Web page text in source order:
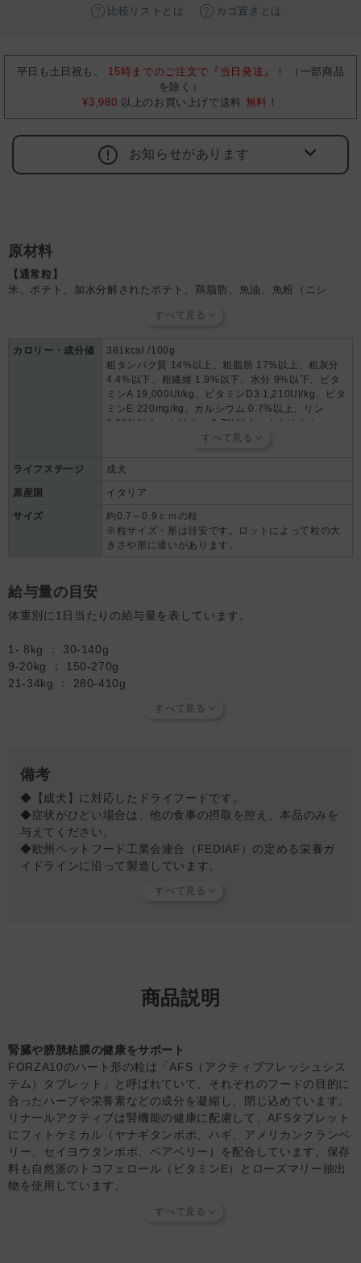
比較リストとは カゴ置きとは
平日も土日祝も、 15時までのご注文で『当日発送』！
（一部商品
を除く）
¥3,980 以上のお買い上げで送料 無料！
お知らせがあります
原材料
【通常粒】
米、ポテト、加水分解されたポテト、鶏脂肪、魚油、魚粉（ニシ
リウム、マグネシウム、亜鉛、鉄、セレン、ヨウ素、塩素、硫黄、
リゴ糖）、ユッカシジゲラ、DLメチオニン、コリン、ビタミン（A、
D3、E、C、ナイアシン、ビオチン、B12、パントテン酸、B2、B6、
葉酸、B1、ベータカロチン）、銅アミノ酸キレート、天然トコフェロ
ール（酸化防止剤）、ローズマリー抽出物（酸化防止剤）
ル類（炭酸カルシウム、リン酸二塩基）、野菜エキス（ヤナギタンポ
ー）
カロリー・成分値
381kcal /100g
粗タンパク質 14%以上、粗脂肪 17%以上、粗灰分
4.4%以下、粗繊維 1.9%以下、水分 9%以下、ビタ
ミンA 19,000UI/kg、ビタミンD3 1,210UI/kg、ビタ
ミンE 220mg/kg、カルシウム 0.7%以上、リン
0.28%以上、カリウム 0.7%以上、ナトリウム
0.09%以上、マグネシウム 0.09%以上、Omega3
759mg/kg 、ハギ 598mg/kg、アメリカンクランベ
アベリー 146mg/kg
ライフステージ 成犬
原産国 イタリア
サイズ
約0.7～0.9ｃｍの粒
※粒サイズ・形は目安です。ロットによって粒の大
きさや形に違いがあります。
給与量の目安
体重別に1日当たりの給与量を表しています。
1- 8kg ： 30-140g
9-20kg ： 150-270g
21-34kg ： 280-410g
備考
◆【成犬】に対応したドライフードです。
◆症状がひどい場合は、他の食事の摂取を控え、本品のみを
与えてください。
◆欧州ペットフード工業会連合（FEDIAF）の定める栄養ガ
イドラインに沿って製造しています。
やタンパク加水分解処理を行い、フードに起因する食物アレ
の体内の消化分解処理を原料段階で分解処理し、アミノ酸に
◆本品を使い症状の緩和が見られた後は、緩和状態を維持し
免疫力向上の為に『デイリーベト 免疫ケア』に切り替えて
ください。
◆FORZA10ドライシリーズ 1.5kg以上の商品は、日本向け
の輸出商品製造時に、輸送時の気圧変化による袋の破損を防
止するため、メーカー製造段階で極小の気圧調整穴を開けて
います。この気圧調整穴による品質変化は製造時に計算され
たものであり、これによってパートナー（愛 犬）の健康を
損なうことはありません。ご安心ください。
◆AFSタブレットの色について・・・もともとのAFSタブレ
商品説明
腎臓や膀胱粘膜の健康をサポート
FORZA10のハート形の粒は「AFS（アクティブフレッシュシス
テム）タブレット」と呼ばれていて、それぞれのフードの目的に
合ったハーブや栄養素などの成分を凝縮し、閉じ込めています。
リナールアクティブは腎機能の健康に配慮して、AFSタブレット
にフィトケミカル（ヤナギタンポポ、ハギ、アメリカンクランベ
リー、セイヨウタンポポ、ベアベリー）を配合しています。保存
料も自然派のトコフェロール（ビタミンE）とローズマリー抽出
物を使用しています。